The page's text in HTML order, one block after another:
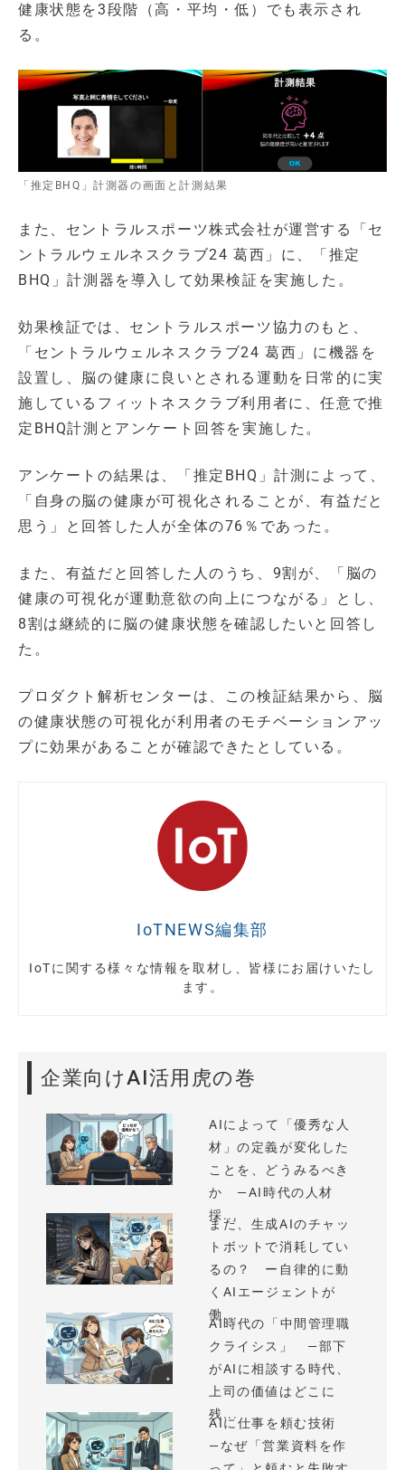
健康状態を3段階（高・平均・低）でも表示され
る。
「推定BHQ」計測器の画面と計測結果
また、セントラルスポーツ株式会社が運営する「セ
ントラルウェルネスクラブ24 葛西」に、「推定
BHQ」計測器を導入して効果検証を実施した。
効果検証では、セントラルスポーツ協力のもと、
「セントラルウェルネスクラブ24 葛西」に機器を
設置し、脳の健康に良いとされる運動を日常的に実
施しているフィットネスクラブ利用者に、任意で推
定BHQ計測とアンケート回答を実施した。
アンケートの結果は、「推定BHQ」計測によって、
「自身の脳の健康が可視化されることが、有益だと
思う」と回答した人が全体の76％であった。
また、有益だと回答した人のうち、9割が、「脳の
健康の可視化が運動意欲の向上につながる」とし、
8割は継続的に脳の健康状態を確認したいと回答し
た。
プロダクト解析センターは、この検証結果から、脳
の健康状態の可視化が利用者のモチベーションアッ
プに効果があることが確認できたとしている。
IoTNEWS編集部
IoTに関する様々な情報を取材し、皆様にお届けいたし
ます。
企業向けAI活用虎の巻
AIによって「優秀な人
材」の定義が変化した
ことを、どうみるべき
か —AI時代の人材
採...
まだ、生成AIのチャッ
トボットで消耗してい
るの？ ー自律的に動
くAIエージェントが
働...
AI時代の「中間管理職
クライシス」 —部下
がAIに相談する時代、
上司の価値はどこに
残...
AIに仕事を頼む技術
—なぜ「営業資料を作